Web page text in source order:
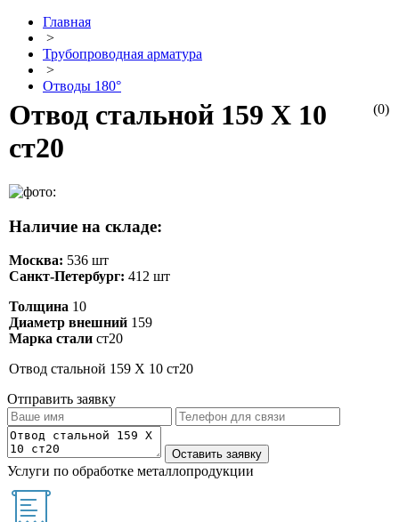
Главная
>
Трубопроводная арматура
>
Отводы 180°
(0)
Отвод стальной 159 Х 10
ст20
Наличие на складе:
Москва: 536 шт
Санкт-Петербург: 412 шт
Толщина 10
Диаметр внешний 159
Марка стали ст20
Отвод стальной 159 Х 10 ст20
Отправить заявку
Услуги по обработке металлопродукции